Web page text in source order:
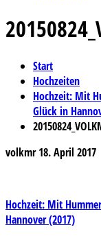
Start
Hochzeiten
Hochzeit: Mit
Glück in
volkmr 18. April 2017
Hochzeit: Mit
Hannover (2017)